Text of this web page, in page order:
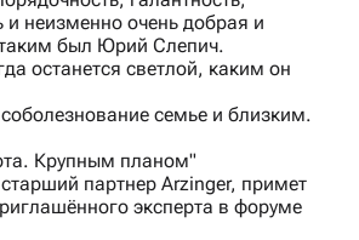
и неизменно очень добрая и
был Юрий Слепич.
останется светлой, каким он
семье и близким.
Крупным планом"
партнер Arzinger, примет
эксперта в форуме